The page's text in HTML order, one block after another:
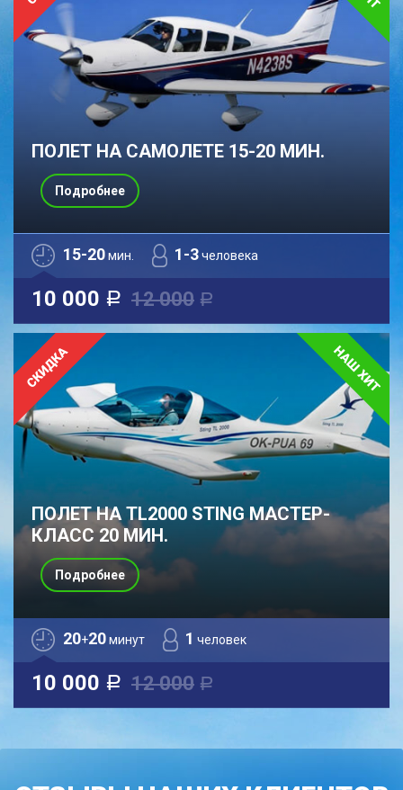
ПОЛЕТ НА САМОЛЕТЕ 15-20 МИН.
15-20мин. 1-3человека
10 000 a 12 000 a
Подробнее
ПОЛЕТ НА TL2000 STING МАСТЕР-
КЛАСС 20 МИН.
20+20минут 1 человек
10 000 a 12 000 a
Подробнее